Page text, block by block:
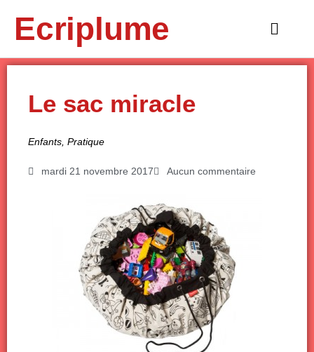
contenuEcriplume
Main
Le sac miracle
Enfants, Pratique
mardi 21 novembre 2017 Aucun commentaire